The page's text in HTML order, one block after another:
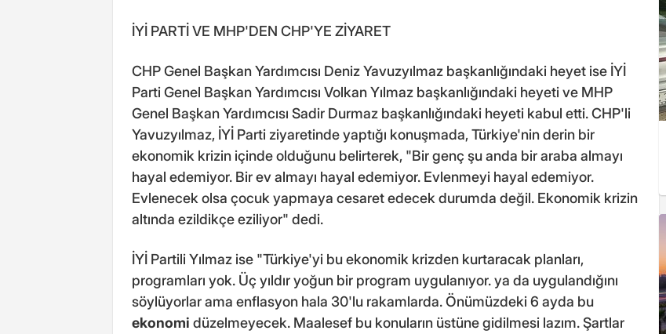
İYİ PARTİ VE MHP'DEN CHP'YE ZİYARET
CHP Genel Başkan Yardımcısı Deniz Yavuzyılmaz başkanlığındaki heyet ise İYİ
Parti Genel Başkan Yardımcısı Volkan Yılmaz başkanlığındaki heyeti ve MHP
Genel Başkan Yardımcısı Sadir Durmaz başkanlığındaki heyeti kabul etti. CHP'li
Yavuzyılmaz, İYİ Parti ziyaretinde yaptığı konuşmada, Türkiye'nin derin bir
ekonomik krizin içinde olduğunu belirterek, "Bir genç şu anda bir araba almayı
hayal edemiyor. Bir ev almayı hayal edemiyor. Evlenmeyi hayal edemiyor.
Evlenecek olsa çocuk yapmaya cesaret edecek durumda değil. Ekonomik krizin
altında ezildikçe eziliyor" dedi.
İYİ Partili Yılmaz ise "Türkiye'yi bu ekonomik krizden kurtaracak planları,
programları yok. Üç yıldır yoğun bir program uygulanıyor. ya da uygulandığını
söylüyorlar ama enflasyon hala 30'lu rakamlarda. Önümüzdeki 6 ayda bu
ekonomi düzelmeyecek. Maalesef bu konuların üstüne gidilmesi lazım. Şartlar